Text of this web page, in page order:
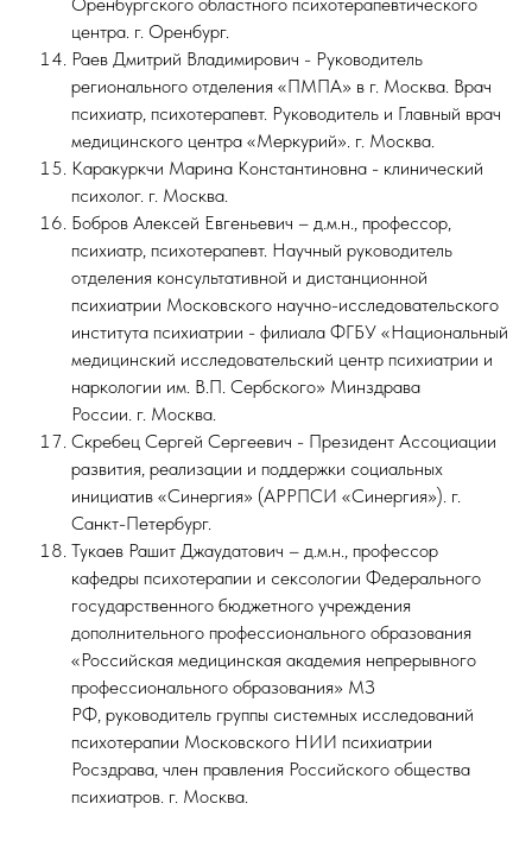
центра. г. Оренбург.
Раев Дмитрий Владимирович - Руководитель
регионального отделения «ПМПА» в г. Москва. Врач
психиатр, психотерапевт. Руководитель и Главный врач
медицинского центра «Меркурий». г. Москва.
Каракуркчи Марина Константиновна - клинический
психолог. г. Москва.
Бобров Алексей Евгеньевич – д.м.н., профессор,
психиатр, психотерапевт. Научный руководитель
отделения консультативной и дистанционной
психиатрии Московского научно-исследовательского
института психиатрии - филиала ФГБУ «Национальный
медицинский исследовательский центр психиатрии и
наркологии им. В.П. Сербского» Минздрава
России. г. Москва.
Скребец Сергей Сергеевич - Президент Ассоциации
развития, реализации и поддержки социальных
инициатив «Синергия» (АРРПСИ «Синергия»). г.
Санкт-Петербург.
Тукаев Рашит Джаудатович – д.м.н., профессор
кафедры психотерапии и сексологии Федерального
государственного бюджетного учреждения
дополнительного профессионального образования
«Российская медицинская академия непрерывного
профессионального образования» МЗ
РФ, руководитель группы системных исследований
психотерапии Московского НИИ психиатрии
Росздрава, член правления Российского общества
психиатров. г. Москва.